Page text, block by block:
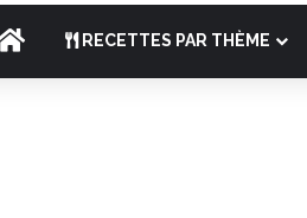
ACCUEILRECETTES PAR THÈME